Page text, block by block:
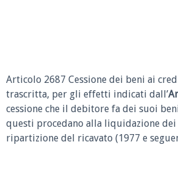
Articolo 2687 Cessione dei beni ai
trascritta, per gli effetti indicati dall’
cessione che il debitore fa dei suoi
questi procedano alla liquidazione
ripartizione del ricavato (1977 e